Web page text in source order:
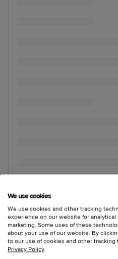
We use cookies
We use cookies and other tracking
experience on our website for
marketing. Some uses of these
about your use of our website. By
to our use of cookies and other
Privacy Policy.